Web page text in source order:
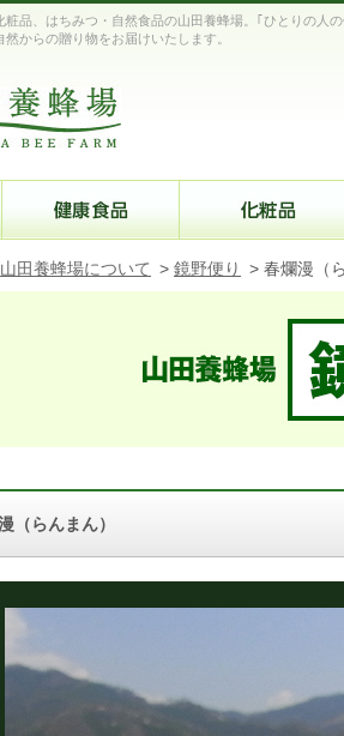
粧品、はちみつ・自然食品の山田養蜂場。｢ひとりの人
然からの贈り物をお届けいたします。
山田養蜂場について > 鏡野便り > 春爛漫（
（らんまん）